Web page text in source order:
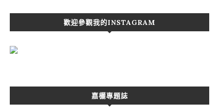
歡迎參觀我的INSTAGRAM
嘉欐專題誌